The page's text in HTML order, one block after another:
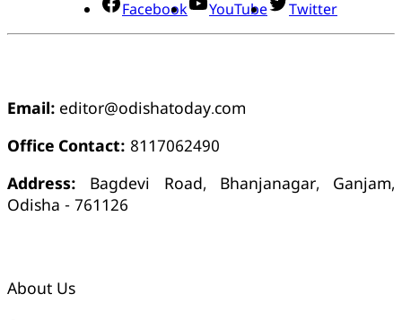
Facebook YouTube Twitter
Email: editor@odishatoday.com
Office Contact: 8117062490
Address: Bagdevi Road, Bhanjanagar, Ganjam,
Odisha - 761126
About Us